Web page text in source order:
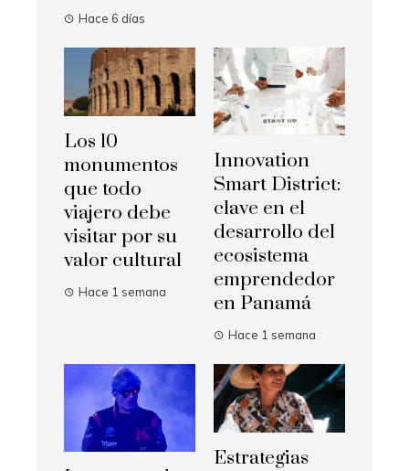
Hace 6 días
Los 10
monumentos
que todo
viajero debe
visitar por su
valor cultural
Hace 1 semana
Innovation
Smart District:
clave en el
desarrollo del
ecosistema
emprendedor
en Panamá
Hace 1 semana
Estrategias